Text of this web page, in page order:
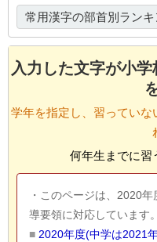
常用漢字の部首別ラン
入力した文字が小
学年を指定し、習っていな
何年生までに習
・このページは、2020
導要領に対応しています。
■ 2020年度(中学は2021